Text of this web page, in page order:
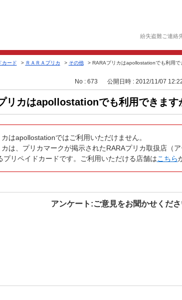
紛失盗難ご連絡
カード > ＲＡＲＡプリカ > その他 > RARAプリカはapollostationでも利用で
No : 673 公開日時 : 2012/11/07
リカはapollostationでも利用できます
はapollostationではご利用いただけません。
カは、プリカマークが掲示されたRARAプリカ取扱店（
プリペイドカードです。ご利用いただける店舗はこちら
アンケート:ご意見をお聞かせくだ